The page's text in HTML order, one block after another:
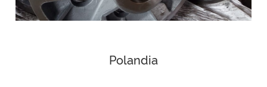
Polandia